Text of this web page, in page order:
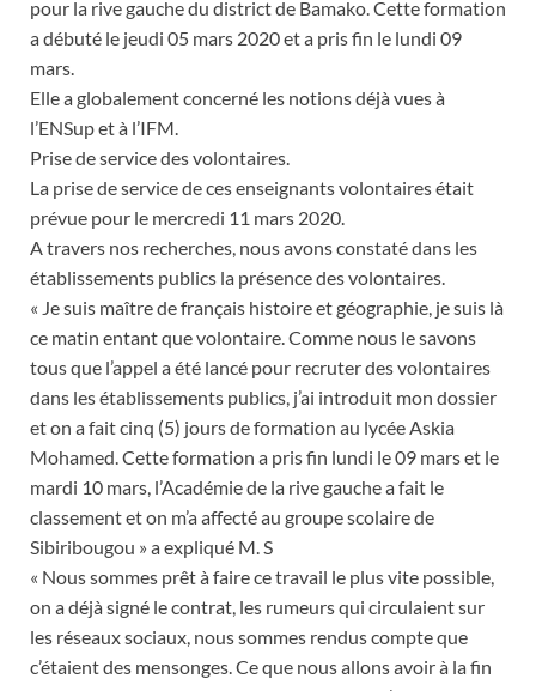
pour la rive gauche du district de Bamako. Cette formation
a débuté le jeudi 05 mars 2020 et a pris fin le lundi 09
mars.
Elle a globalement concerné les notions déjà vues à
l’ENSup et à l’IFM.
Prise de service des volontaires.
La prise de service de ces enseignants volontaires était
prévue pour le mercredi 11 mars 2020.
A travers nos recherches, nous avons constaté dans les
établissements publics la présence des volontaires.
« Je suis maître de français histoire et géographie, je suis là
ce matin entant que volontaire. Comme nous le savons
tous que l’appel a été lancé pour recruter des volontaires
dans les établissements publics, j’ai introduit mon dossier
et on a fait cinq (5) jours de formation au lycée Askia
Mohamed. Cette formation a pris fin lundi le 09 mars et le
mardi 10 mars, l’Académie de la rive gauche a fait le
classement et on m’a affecté au groupe scolaire de
Sibiribougou » a expliqué M. S
« Nous sommes prêt à faire ce travail le plus vite possible,
on a déjà signé le contrat, les rumeurs qui circulaient sur
les réseaux sociaux, nous sommes rendus compte que
c’étaient des mensonges. Ce que nous allons avoir à la fin